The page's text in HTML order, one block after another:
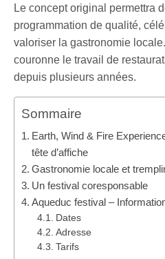
Le concept original permettra
programmation de qualité,
valoriser la gastronomie
couronne le travail de
depuis plusieurs années.
Sommaire
Earth, Wind & Fire
tête d’affiche
Gastronomie locale et
Un festival coresponsable
Aqueduc festival –
Dates
Adresse
Tarifs